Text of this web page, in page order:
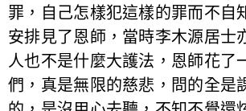
罪，自己怎樣犯這樣的罪而不自
安排見了恩師，當時李木源居士
人也不是什麼大護法，恩師花了
們，真是無限的慈悲，問的全是